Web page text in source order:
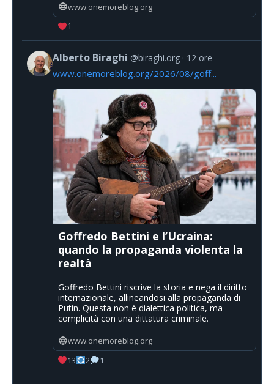
www.onemoreblog.org
1
Alberto Biraghi @biraghi.org 12 ore
www.onemoreblog.org/2026/08/goff...
Goffredo Bettini e l’Ucraina:
quando la propaganda violenta la
realtà
Goffredo Bettini riscrive la storia e nega il diritto
internazionale, allineandosi alla propaganda di
Putin. Questa non è dialettica politica, ma
complicità con una dittatura criminale.
www.onemoreblog.org
13
2 1